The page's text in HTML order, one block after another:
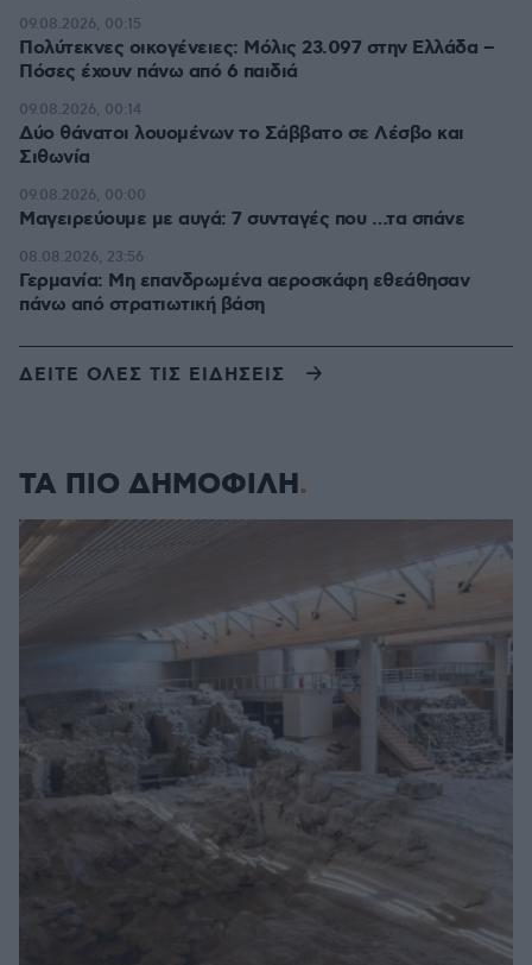
Πολύτεκνες οικογένειες: Μόλις 23.097 στην Ελλάδα –
Πόσες έχουν πάνω από 6 παιδιά
09.08.2026, 00:15
Δύο θάνατοι λουομένων το Σάββατο σε Λέσβο και
Σιθωνία
09.08.2026, 00:14
Μαγειρεύουμε με αυγά: 7 συνταγές που …τα σπάνε
09.08.2026, 00:00
Γερμανία: Μη επανδρωμένα αεροσκάφη εθεάθησαν
πάνω από στρατιωτική βάση
08.08.2026, 23:56
ΔΕΙΤΕ ΟΛΕΣ ΤΙΣ ΕΙΔΗΣΕΙΣ
ΤΑ ΠΙΟ ΔΗΜΟΦΙΛΗ